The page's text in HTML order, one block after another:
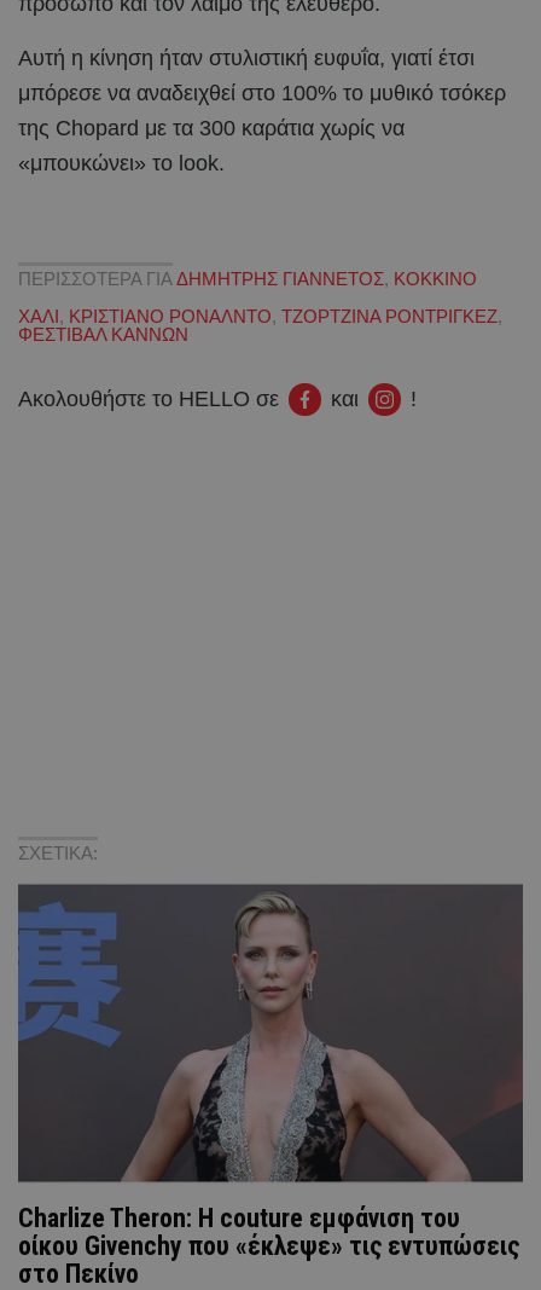
Αυτή η κίνηση ήταν στυλιστική ευφυΐα, γιατί έτσι
μπόρεσε να αναδειχθεί στο 100% το μυθικό τσόκερ
της Chopard με τα 300 καράτια χωρίς να
«μπουκώνει» το look.
ΠΕΡΙΣΣΟΤΕΡΑ ΓΙΑ ΔΗΜΗΤΡΗΣ ΓΙΑΝΝΕΤΟΣ, ΚΟΚΚΙΝΟ
ΧΑΛΙ, ΚΡΙΣΤΙΑΝΟ ΡΟΝΑΛΝΤΟ, ΤΖΟΡΤΖΙΝΑ ΡΟΝΤΡΙΓΚΕΖ,
ΦΕΣΤΙΒΑΛ ΚΑΝΝΩΝ
Ακολουθήστε το HELLO σε και !
ΣΧΕΤΙΚΑ:
Charlize Theron: Η couture εμφάνιση του
οίκου Givenchy που «έκλεψε» τις εντυπώσεις
στο Πεκίνο